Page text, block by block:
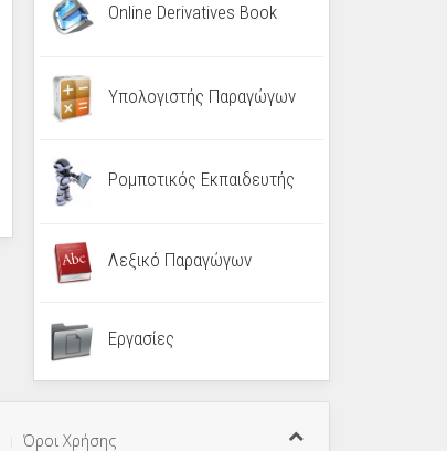
Online Derivatives Book
Υπολογιστής Παραγώγων
Ρομποτικός Εκπαιδευτής
Λεξικό Παραγώγων
Εργασίες
Όροι Χρήσης